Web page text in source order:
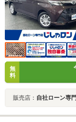
無
料
販売店： 自社ローン専